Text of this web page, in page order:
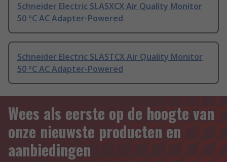
Schneider Electric SLASXCX Air Quality Monitor
50 °C AC Adapter-Powered
Schneider Electric SLASTCX Air Quality Monitor
50 °C AC Adapter-Powered
Wees als eerste op de hoogte van
onze nieuwste producten en
aanbiedingen